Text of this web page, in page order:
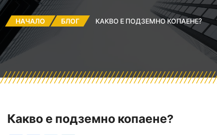
НАЧАЛО БЛОГ КАКВО Е ПОДЗЕМНО КОПАЕНЕ?
Какво е подземно копаене?